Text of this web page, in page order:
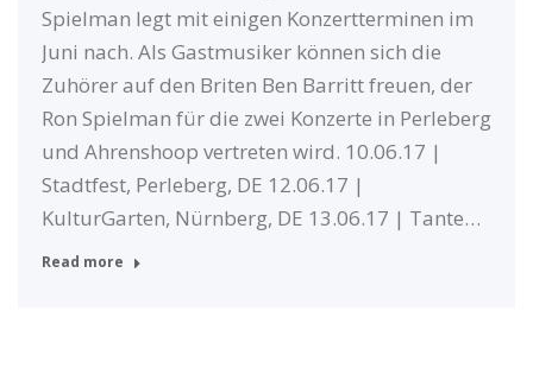
Spielman legt mit einigen Konzertterminen im
Juni nach. Als Gastmusiker können sich die
Zuhörer auf den Briten Ben Barritt freuen, der
Ron Spielman für die zwei Konzerte in Perleberg
und Ahrenshoop vertreten wird. 10.06.17 |
Stadtfest, Perleberg, DE 12.06.17 |
KulturGarten, Nürnberg, DE 13.06.17 | Tante…
Read more